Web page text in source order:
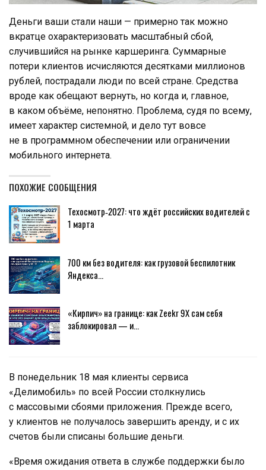
Деньги ваши стали наши — примерно так можно
вкратце охарактеризовать масштабный сбой,
случившийся на рынке каршеринга. Суммарные
потери клиентов исчисляются десятками миллионов
рублей, пострадали люди по всей стране. Средства
вроде как обещают вернуть, но когда и, главное,
в каком объёме, непонятно. Проблема, судя по всему,
имеет характер системной, и дело тут вовсе
не в программном обеспечении или ограничении
мобильного интернета.
ПОХОЖИЕ СООБЩЕНИЯ
Техосмотр‑2027: что ждёт российских водителей с
1 марта
700 км без водителя: как грузовой беспилотник
Яндекса…
«Кирпич» на границе: как Zeekr 9X сам себя
заблокировал — и…
В понедельник 18 мая клиенты сервиса
«Делимобиль» по всей России столкнулись
с массовыми сбоями приложения. Прежде всего,
у клиентов не получалось завершить аренду, и с их
счетов были списаны большие деньги.
«Время ожидания ответа в службе поддержки было